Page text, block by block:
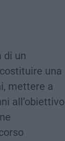
di un
una
mettere a
all’obiettivo